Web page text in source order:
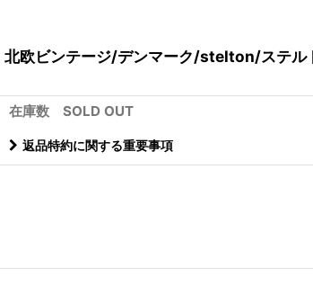
北欧ビンテージ/デンマーク/stelton/ステ
在庫数 SOLD OUT
返品特約に関する重要事項